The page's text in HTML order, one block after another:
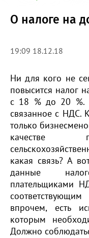
О налоге на
19:09 18.12.18
Ни для кого не
повысится налог
с 18 % до 20 %.
связанное с НДС.
только
качестве
какая связь? А
данные
плательщиками
впрочем, есть
которым
Должно